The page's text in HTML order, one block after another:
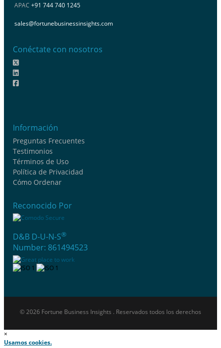
APAC +91 744 740 1245
sales@fortunebusinessinsights.com
Conéctate con nosotros
Información
Preguntas Frecuentes
Testimonios
Términos de Uso
Política de Privacidad
Cómo Ordenar
Reconocido Por
D&B D-U-N-S®
Number: 861494523
© 2026 Fortune Business Insights . Reservados todos los derechos
×
Usamos cookies.